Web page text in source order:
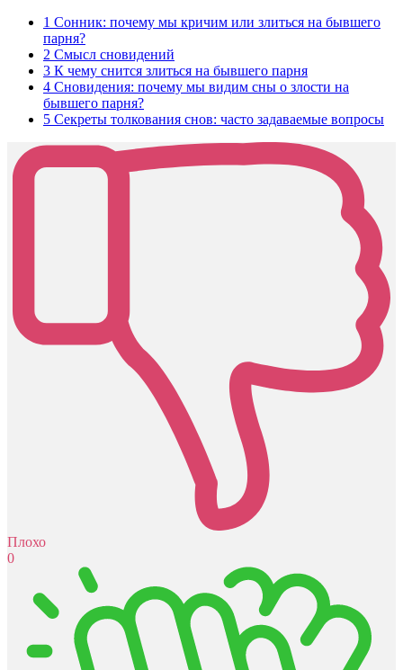
1 Сонник: почему мы кричим или злиться на бывшего
парня?
2 Смысл сновидений
3 К чему снится злиться на бывшего парня
4 Сновидения: почему мы видим сны о злости на
бывшего парня?
5 Секреты толкования снов: часто задаваемые вопросы
Плохо
0